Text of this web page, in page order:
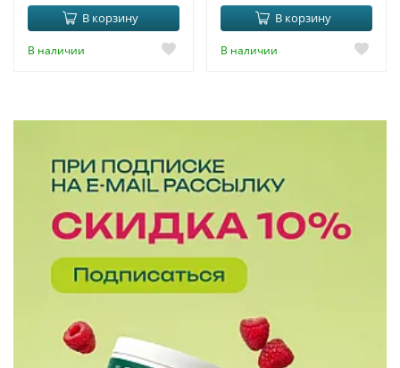
В корзину
В наличии
В корзину
В наличии